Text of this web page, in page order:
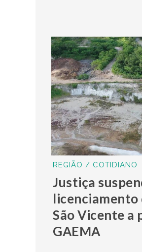
REGIÃO / COTIDIANO
Justiça
licenciamento
São Vicente a
GAEMA